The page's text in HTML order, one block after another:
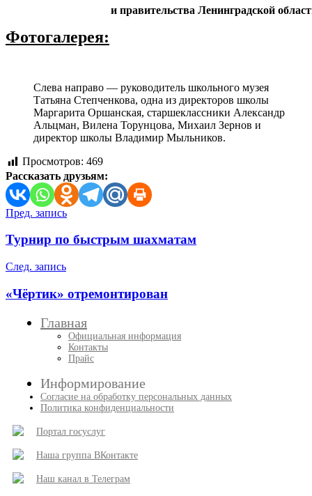
и правительства Ленинградской
Фотогалерея:
Слева направо — руководитель школьного музея
Татьяна Степченкова, одна из директоров школы
Маргарита Оршанская, старшеклассники Александр
Альцман, Вилена Торунцова, Михаил Зернов и
директор школы Владимир Мыльников.
Просмотров: 469
Рассказать друзьям:
Навигация
по
записям
Пред. запись
Турнир по быстрым шахматам
След. запись
«Чёртик» отремонтирован
Главная
Официальная информация
Контакты
Прайс
Информирование
Согласие на обработку персональных данных
Политика конфиденциальности
Портал госуслуг
Наша группа ВКонтакте
Наш канал в Телеграм